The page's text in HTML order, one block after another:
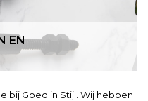
EN
bij Goed in Stijl. Wij hebben